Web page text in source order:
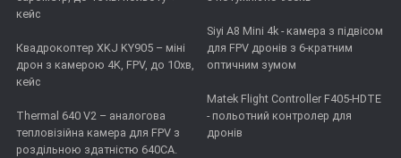
кейс
Квадрокоптер XKJ KY905 – міні
дрон з камерою 4K, FPV, до 10хв,
кейс
Thermal 640 V2 – аналогова
тепловізійна камера для FPV з
роздільною здатністю 640CA.
Siyi A8 Mini 4k - камера з підвісом
для FPV дронів з 6-кратним
оптичним зумом
Matek Flight Controller F405-HDTE
- польотний контролер для
дронів